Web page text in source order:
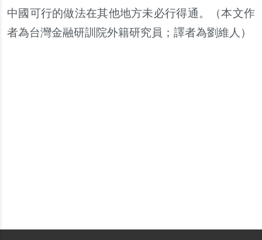
中國可行的做法在其他地方未必行得通。（本文作
者為台灣金融研訓院外籍研究員；譯者為劉維人 ）